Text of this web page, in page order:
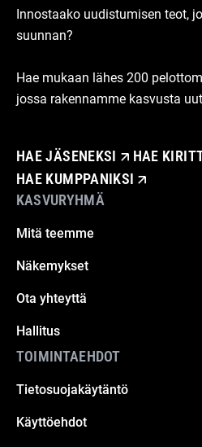
Innostaako uudistumisen teot,
suunnan?
Hae mukaan lähes 200
jossa rakennamme kasvusta
HAE JÄSENEKSI
HAE
HAE KUMPPANIKSI
KASVURYHMÄ
Mitä teemme
Näkemykset
Ota yhteyttä
Hallitus
TOIMINTAEHDOT
Tietosuojakäytäntö
Käyttöehdot